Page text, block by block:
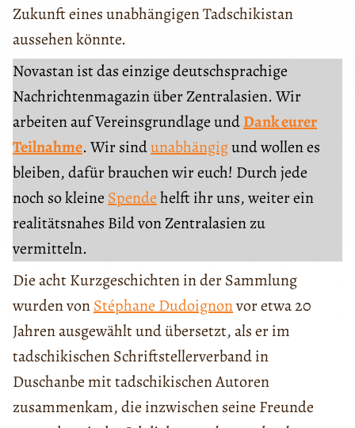
Zukunft eines unabhängigen Tadschikistan
aussehen könnte.
Novastan ist das einzige deutschsprachige
Nachrichtenmagazin über Zentralasien. Wir
arbeiten auf Vereinsgrundlage undDank eurer
Teilnahme. Wir sindunabhängigund wollen es
bleiben, dafür brauchen wir euch! Durch jede
noch so kleine Spendehelft ihr uns, weiter ein
realitätsnahes Bild von Zentralasien zu
vermitteln.
Die acht Kurzgeschichten in der Sammlung
wurden vonStéphane Dudoignonvor etwa 20
Jahren ausgewählt und übersetzt, als er im
tadschikischen Schriftstellerverband in
Duschanbe mit tadschikischen Autoren
zusammenkam, die inzwischen seine Freunde